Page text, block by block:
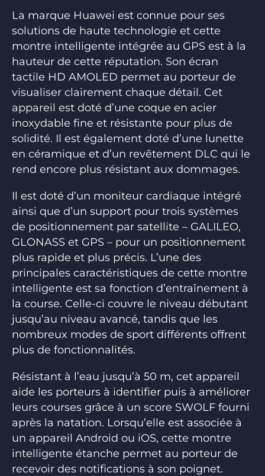
La marque Huawei est connue pour ses
solutions de haute technologie et cette
montre intelligente intégrée au GPS est à la
hauteur de cette réputation. Son écran
tactile HD AMOLED permet au porteur de
visualiser clairement chaque détail. Cet
appareil est doté d’une coque en acier
inoxydable fine et résistante pour plus de
solidité. Il est également doté d’une lunette
en céramique et d’un revêtement DLC qui le
rend encore plus résistant aux dommages.
Il est doté d’un moniteur cardiaque intégré
ainsi que d’un support pour trois systèmes
de positionnement par satellite – GALILEO,
GLONASS et GPS – pour un positionnement
plus rapide et plus précis. L’une des
principales caractéristiques de cette montre
intelligente est sa fonction d’entraînement à
la course. Celle-ci couvre le niveau débutant
jusqu’au niveau avancé, tandis que les
nombreux modes de sport différents offrent
plus de fonctionnalités.
Résistant à l’eau jusqu’à 50 m, cet appareil
aide les porteurs à identifier puis à améliorer
leurs courses grâce à un score SWOLF fourni
après la natation. Lorsqu’elle est associée à
un appareil Android ou iOS, cette montre
intelligente étanche permet au porteur de
recevoir des notifications à son poignet.